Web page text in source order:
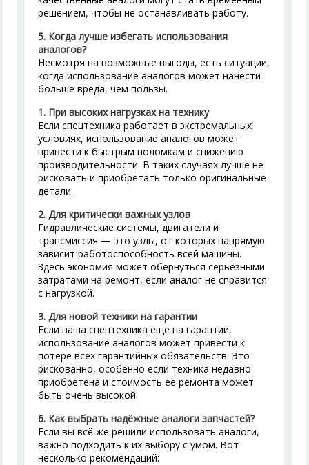
решением, чтобы не останавливать работу.
5. Когда лучше избегать использования
аналогов?
Несмотря на возможные выгоды, есть ситуации,
когда использование аналогов может нанести
больше вреда, чем пользы.
1. При высоких нагрузках на технику
Если спецтехника работает в экстремальных
условиях, использование аналогов может
привести к быстрым поломкам и снижению
производительности. В таких случаях лучше не
рисковать и приобретать только оригинальные
детали.
2.Для критически важных узлов
Гидравлические системы, двигатели и
трансмиссия — это узлы, от которых напрямую
зависит работоспособность всей машины.
Здесь экономия может обернуться серьёзными
затратами на ремонт, если аналог не справится
с нагрузкой.
3.Для новой техники на гарантии
Если ваша спецтехника ещё на гарантии,
использование аналогов может привести к
потере всех гарантийных обязательств. Это
рискованно, особенно если техника недавно
приобретена и стоимость её ремонта может
быть очень высокой.
6. Как выбрать надёжные аналоги запчастей?
Если вы всё же решили использовать аналоги,
важно подходить к их выбору с умом. Вот
несколько рекомендаций: